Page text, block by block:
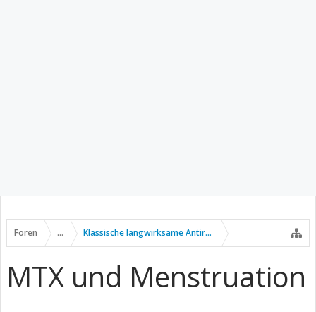
Foren ... Klassische langwirksame Antirheumatika
MTX und Menstruation